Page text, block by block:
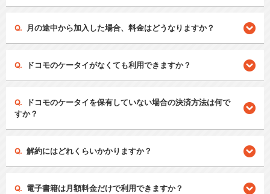
月の途中から加入した場合、料金はどうなりますか？
ドコモのケータイがなくても利用できますか？
ドコモのケータイを保有していない場合の決済方法は何で
すか？
解約にはどれくらいかかりますか？
電子書籍は月額料金だけで利用できますか？